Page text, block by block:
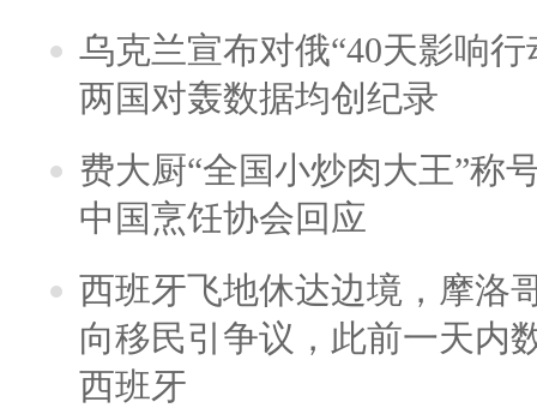
乌克兰宣布对俄“40天影响
两国对轰数据均创纪录
费大厨“全国小炒肉大王”称
中国烹饪协会回应
西班牙飞地休达边境，摩洛
向移民引争议，此前一天内
西班牙